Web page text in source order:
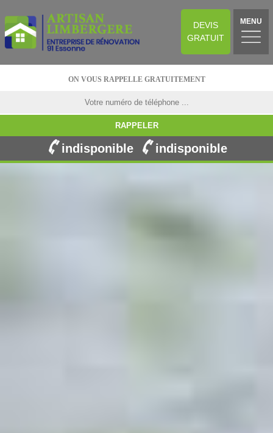
DEVIS
GRATUIT
MENU
ON VOUS RAPPELLE GRATUITEMENT
indisponible indisponible